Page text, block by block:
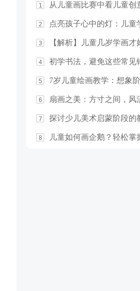
1
从儿童画比赛中看儿童创
2
点亮孩子心中的灯：儿童
3
【解析】儿童几岁学画才
4 初学书法，避免这些常见
5
7岁儿童绘画教学：想象
6 扇画之美：方寸之间，风
7
探讨少儿美术启蒙阶段的
8
儿童如何画企鹅？轻松掌